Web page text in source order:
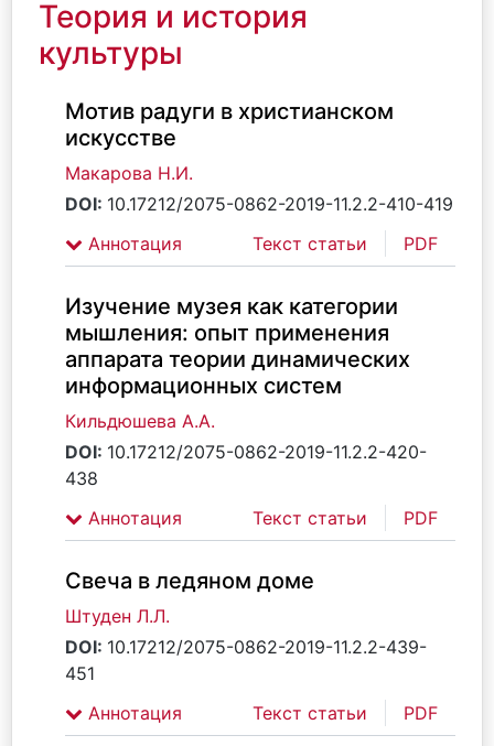
Теория и история
культуры
Мотив радуги в христианском
искусстве
Макарова Н.И.
DOI: 10.17212/2075-0862-2019-11.2.2-410-419
Аннотация
Текст статьи PDF
Изучение музея как категории
мышления: опыт применения
аппарата теории динамических
информационных систем
Кильдюшева А.А.
DOI: 10.17212/2075-0862-2019-11.2.2-420-
438
Аннотация
Текст статьи PDF
Свеча в ледяном доме
Штуден Л.Л.
DOI: 10.17212/2075-0862-2019-11.2.2-439-
451
Аннотация
Текст статьи PDF